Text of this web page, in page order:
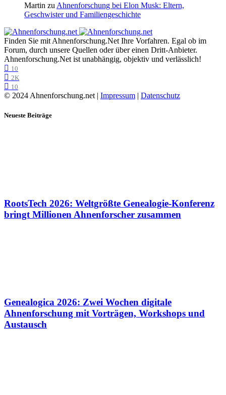
Martin zu Ahnenforschung bei Elon Musk: Eltern,
Geschwister und Familiengeschichte
Finden Sie mit Ahnenforschung.Net Ihre Vorfahren. Egal ob im
Forum, durch unsere Quellen oder über einen Dritt-Anbieter.
Ahnenforschung.Net ist unabhängig, objektiv und verlässlich!
10
2K
10
© 2024 Ahnenforschung.net | Impressum | Datenschutz
Neueste Beiträge
RootsTech 2026: Weltgrößte Genealogie-Konferenz
bringt Millionen Ahnenforscher zusammen
Genealogica 2026: Zwei Wochen digitale
Ahnenforschung mit Vorträgen, Workshops und
Austausch